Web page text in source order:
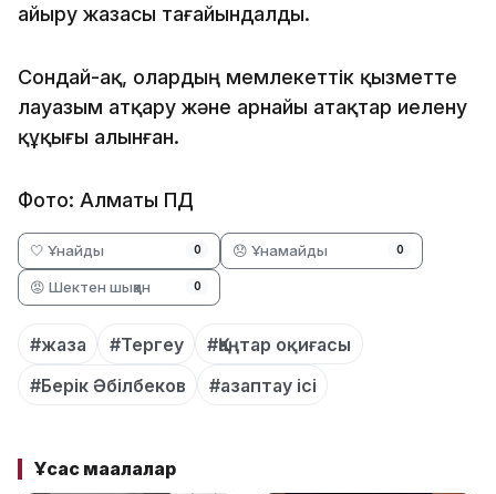
айыру жазасы тағайындалды.
Сондай-ақ, олардың мемлекеттік қызметте
лауазым атқару және арнайы атақтар иелену
құқығы алынған.
Фото: Алматы ПД
🤍 Ұнайды 0 😞 Ұнамайды 0
😡 Шектен шыққан 0
#жаза #Тергеу
#Қаңтар оқиғасы
#Берік Әбілбеков
#азаптау ісі
Ұқсас мақалалар